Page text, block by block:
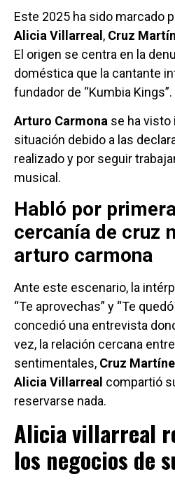
Este 2025 ha sido marcado
Alicia Villarreal , Cruz
El origen se centra en la
doméstica que la cantante
fundador de “Kumbia Kings”.
Arturo Carmona se ha visto
situación debido a las
realizado y por seguir
musical.
Habló por
cercanía de cruz
arturo carmona
Ante este escenario, la
“Te aprovechas” y “Te
concedió una entrevista
vez, la relación cercana
sentimentales, Cruz
Alicia Villarreal compartió
reservarse nada.
Alicia villarreal
los negocios de